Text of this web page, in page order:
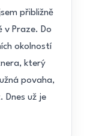
přibližně
v Praze. Do
okolností
který
povaha,
Dnes už je